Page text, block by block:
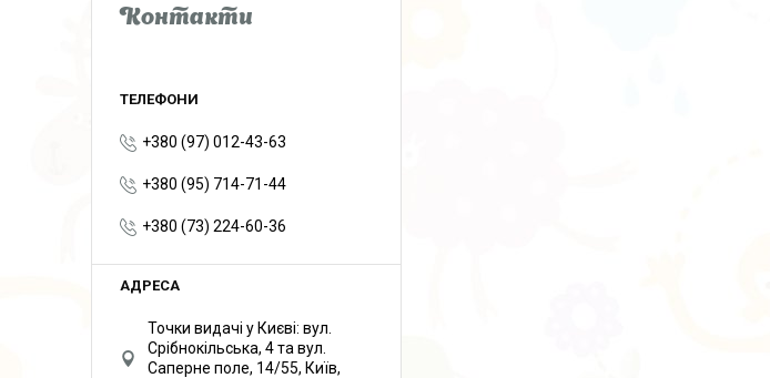
Контакти
+380 (97) 012-43-63
+380 (95) 714-71-44
+380 (73) 224-60-36
Точки видачі у Києві: вул.
Срібнокільська, 4 та вул.
Саперне поле, 14/55, Київ,